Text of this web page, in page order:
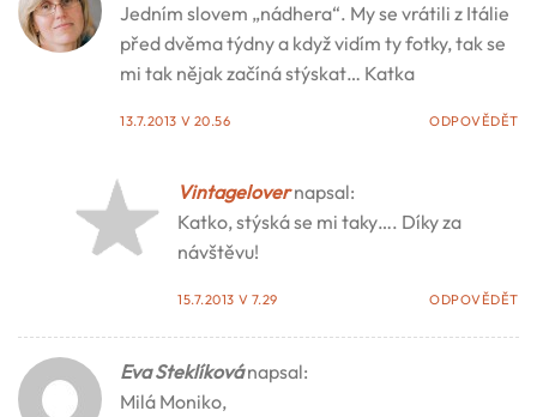
Jedním slovem „nádhera“. My se vrátili z Itálie
před dvěma týdny a když vidím ty fotky, tak se
mi tak nějak začíná stýskat… Katka
13.7.2013 V 20.56 ODPOVĚDĚT
Vintagelover napsal:
Katko, stýská se mi taky…. Díky za
návštěvu!
15.7.2013 V 7.29 ODPOVĚDĚT
Eva Steklíková napsal:
Milá Moniko,